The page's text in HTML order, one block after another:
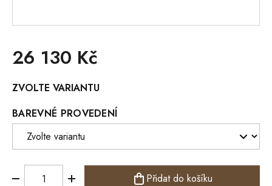
26 130 Kč
cena:
ZVOLTE VARIANTU
BAREVNÉ PROVEDENÍ
Přidat do košíku